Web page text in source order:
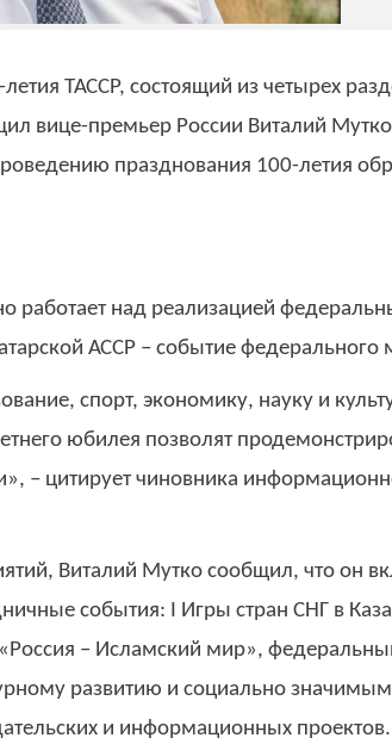
ТАССР, состоящий из четырех
вице-премьер России Виталий
празднования 100-летия
работает над реализацией
АССР – событие федерального
спорт, экономику, науку и
юбилея позволят
– цитирует чиновника
Виталий Мутко сообщил, что он
события: I Игры стран СНГ в
– Исламский мир»,
развитию и социально значимым
и информационных проектов.